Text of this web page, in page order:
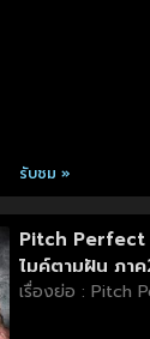
รับชม »
Pitch Perfect
ไมค์ตามฝัน ภา
เรื่องย่อ : Pitch